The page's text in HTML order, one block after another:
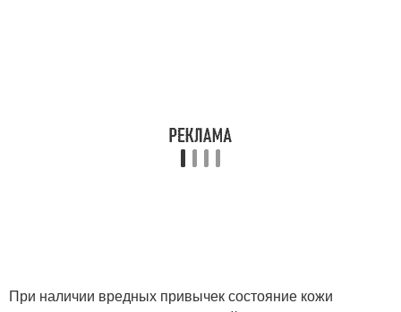
При наличии вредных привычек состояние кожи